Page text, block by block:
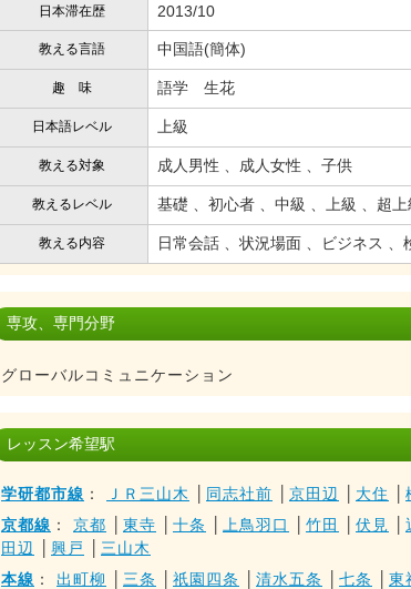
日本滞在歴 2013/10
教える言語 中国語(簡体)
趣 味 語学 生花
日本語レベル 上級
教える対象 成人男性 、成人女性 、子供
教えるレベル 基礎 、初心者 、中級 、上級 、超上
教える内容 日常会話 、状況場面 、ビジネス 、
専攻、専門分野
グローバルコミュニケーション
レッスン希望駅
学研都市線 ： ＪＲ三山木 同志社前 京田辺 大住
京都線 ： 京都 東寺 十条 上鳥羽口 竹田 伏見
田辺
興戸
三山木
本線 ： 出町柳 三条 祇園四条 清水五条 七条 東